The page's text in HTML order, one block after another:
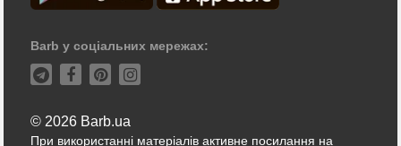
Barb у соціальних мережах:
© 2026 Barb.ua
При використанні матеріалів активне посилання на